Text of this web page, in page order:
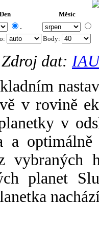
Den Měsíc
.
Body:
Zdroj dat:
v rovině
v
a
vybraných
planet